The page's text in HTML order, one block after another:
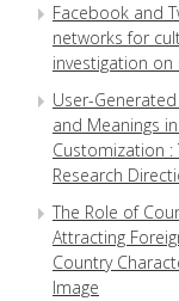
Facebook and
networks for
investigation on
User-
and Meanings
Customization
Research
The Role of
Attracting
Country
Image